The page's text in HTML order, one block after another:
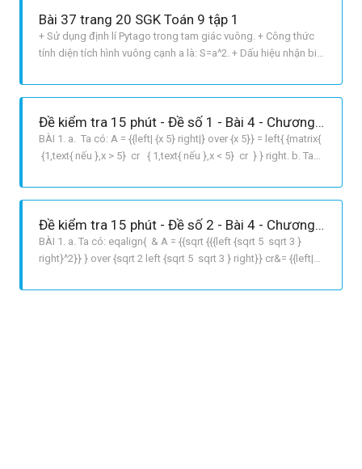
Bài 37 trang 20 SGK Toán 9 tập 1
+ Sử dụng định lí Pytago trong tam giác vuông. + Công thức
tính diện tích hình vuông cạnh a là: S=a^2. + Dấu hiệu nhận biết
giác có bốn cạnh bằng nhau và có hai đường chéo bằng nhau
Đề kiểm tra 15 phút - Đề số 1 - Bài 4 - Chương 1 - Đại số 9
BÀI 1. a. Ta có: A = {{left| {x 5} right|} over {x 5}} = left{ {matrix{
{1,text{ nếu },x > 5} cr { 1,text{ nếu },x < 5} cr } } right. b. Ta
{2,text{ nếu },2x > y} cr { 2,text
Đề kiểm tra 15 phút - Đề số 2 - Bài 4 - Chương 1 - Đại số 9
BÀI 1. a. Ta có: eqalign{ & A = {{sqrt {{{left {sqrt 5 sqrt 3 }
right}^2}} } over {sqrt 2 left {sqrt 5 sqrt 3 } right}} cr&= {{left|
cr & ,,,,, = {{sqrt 5 sqrt 3 } over {sqrt 2 left {